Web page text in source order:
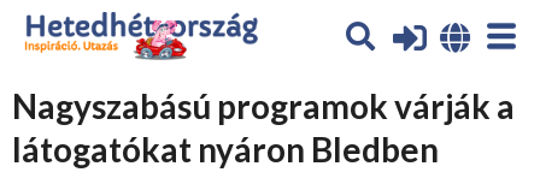
Nagyszabású programok várják a
látogatókat nyáron Bledben